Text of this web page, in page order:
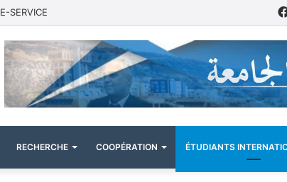
E-SERVICE
RECHERCHE COOPÉRATION ÉTUDIANTS